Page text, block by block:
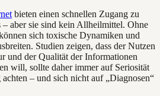
bieten einen schnellen Zugang zu
– aber sie sind kein Allheilmittel. Ohne
sich toxische Dynamiken und
Studien zeigen, dass der Nutzen
und der Qualität der Informationen
will, sollte daher immer auf Seriosität
– und sich nicht auf „Diagnosen“